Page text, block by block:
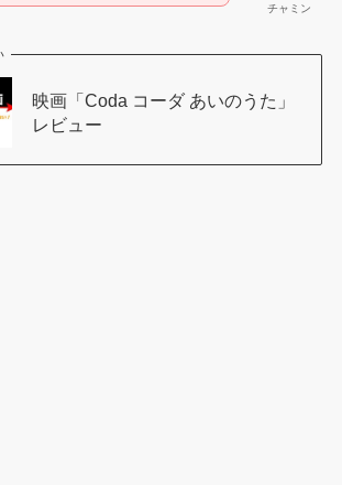
チャミン
映画「Coda コーダ あいのうた」
レビュー